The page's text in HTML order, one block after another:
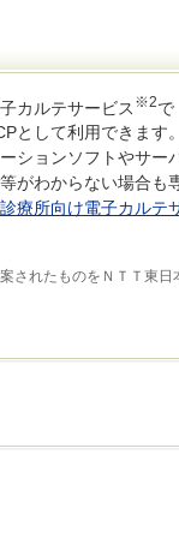
カルテサービス ※2で
として利用できます
ションソフトやサー
がわからない場合も
診療所向け電子カルテ
されたものをＮＴＴ東日